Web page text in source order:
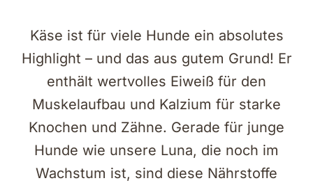
Käse ist für viele Hunde ein absolutes
Highlight – und das aus gutem Grund! Er
enthält wertvolles Eiweiß für den
Muskelaufbau und Kalzium für starke
Knochen und Zähne. Gerade für junge
Hunde wie unsere Luna, die noch im
Wachstum ist, sind diese Nährstoffe